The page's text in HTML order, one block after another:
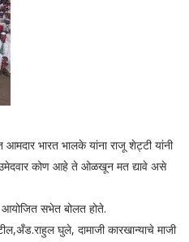
भारत भालके यांना राजू शेट्टी यांनी
उमेदवार कोण आहे ते ओळखून मत द्यावे असे
तुपकर यांनी केली.
सभेत बोलत होते.
घुले, दामाजी कारखान्याचे माजी